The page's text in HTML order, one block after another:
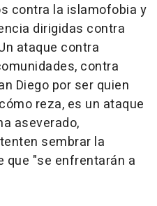
contra la islamofobia y
dirigidas contra
ataque contra
contra
Diego por ser quien
reza, es un ataque
aseverado,
sembrar la
que "se enfrentarán a